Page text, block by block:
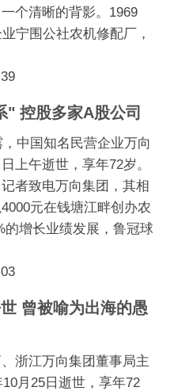
个清晰的背影。1969
宁围公社农机修配厂，
" 控股多家A股公司
中国知名民营企业万向
上午逝世，享年72岁。
者致电万向集团，其相
元在钱塘江畔创办农
的增长业绩发展，鲁冠球
曾被喻为出海的愚
浙江万向集团董事局主
月25日逝世，享年72